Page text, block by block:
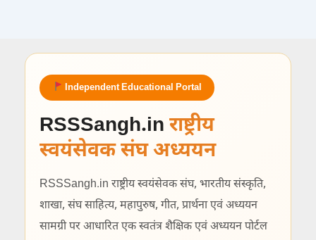
Independent Educational Portal
RSSSangh.in राष्ट्रीय
स्वयंसेवक संघ अध्ययन
RSSSangh.in राष्ट्रीय स्वयंसेवक संघ, भारतीय संस्कृति,
शाखा, संघ साहित्य, महापुरुष, गीत, प्रार्थना एवं अध्ययन
सामग्री पर आधारित एक स्वतंत्र शैक्षिक एवं अध्ययन पोर्टल